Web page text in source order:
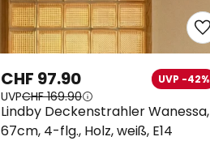
Lindby Deckenstrahler Wanessa,
67cm, 4-flg., Holz, weiß, E14
CHF 97.90 UVP -42%
UVPCHF 169.90